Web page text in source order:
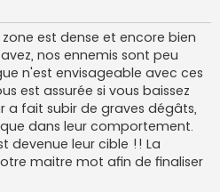
est dense et encore bien
nos ennemis sont peu
n'est envisageable avec ces
est assurée si vous baissez
a fait subir de graves dégâts,
dans leur comportement.
devenue leur cible !! La
maitre mot afin de finaliser